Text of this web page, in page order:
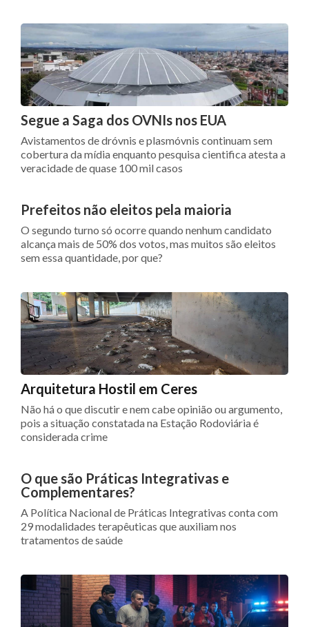
Segue a Saga dos OVNIs nos EUA
Avistamentos de dróvnis e plasmóvnis continuam sem
cobertura da mídia enquanto pesquisa cientifica atesta a
veracidade de quase 100 mil casos
Prefeitos não eleitos pela maioria
O segundo turno só ocorre quando nenhum candidato
alcança mais de 50% dos votos, mas muitos são eleitos
sem essa quantidade, por que?
Arquitetura Hostil em Ceres
Não há o que discutir e nem cabe opinião ou argumento,
pois a situação constatada na Estação Rodoviária é
considerada crime
O que são Práticas Integrativas e
Complementares?
A Política Nacional de Práticas Integrativas conta com
29 modalidades terapêuticas que auxiliam nos
tratamentos de saúde